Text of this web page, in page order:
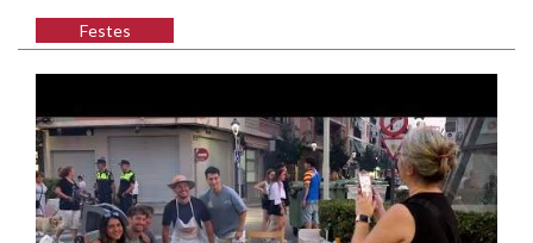
Festes